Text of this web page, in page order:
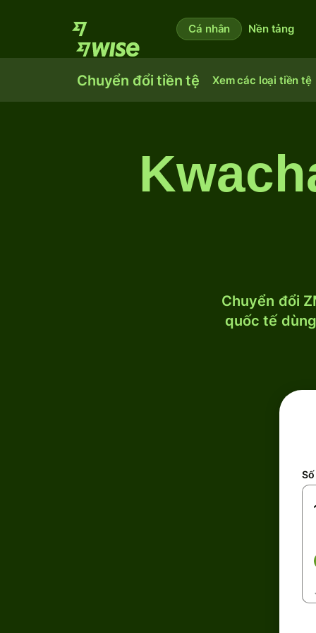
Cá nhân Nền tảng
Chuyển đổi tiền tệ Xem các loại tiền tệ
Chuyển đổi
quốc tế